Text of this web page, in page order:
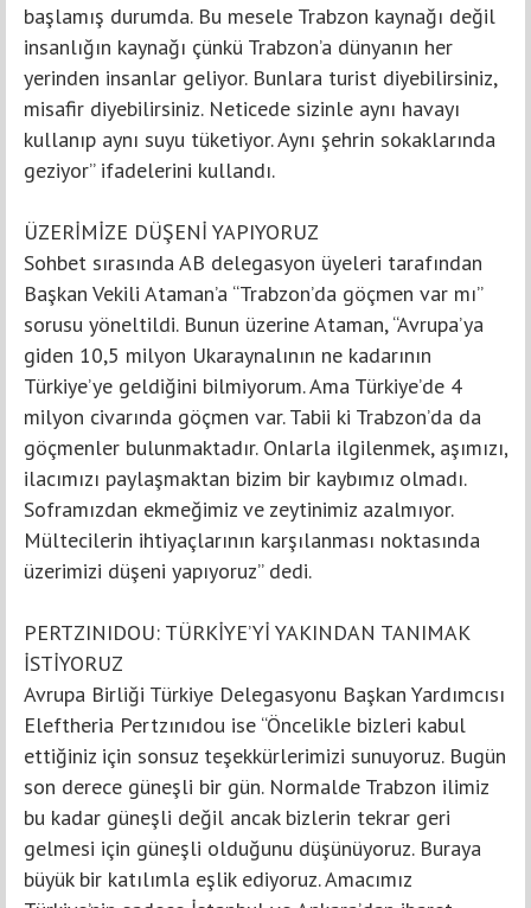
başlamış durumda. Bu mesele Trabzon kaynağı değil
insanlığın kaynağı çünkü Trabzon’a dünyanın her
yerinden insanlar geliyor. Bunlara turist diyebilirsiniz,
misafir diyebilirsiniz. Neticede sizinle aynı havayı
kullanıp aynı suyu tüketiyor. Aynı şehrin sokaklarında
geziyor” ifadelerini kullandı.
ÜZERİMİZE DÜŞENİ YAPIYORUZ
Sohbet sırasında AB delegasyon üyeleri tarafından
Başkan Vekili Ataman’a “Trabzon’da göçmen var mı”
sorusu yöneltildi. Bunun üzerine Ataman, “Avrupa’ya
giden 10,5 milyon Ukaraynalının ne kadarının
Türkiye’ye geldiğini bilmiyorum. Ama Türkiye’de 4
milyon civarında göçmen var. Tabii ki Trabzon’da da
göçmenler bulunmaktadır. Onlarla ilgilenmek, aşımızı,
ilacımızı paylaşmaktan bizim bir kaybımız olmadı.
Soframızdan ekmeğimiz ve zeytinimiz azalmıyor.
Mültecilerin ihtiyaçlarının karşılanması noktasında
üzerimizi düşeni yapıyoruz” dedi.
PERTZINIDOU: TÜRKİYE’Yİ YAKINDAN TANIMAK
İSTİYORUZ
Avrupa Birliği Türkiye Delegasyonu Başkan Yardımcısı
Eleftheria Pertzınıdou ise “Öncelikle bizleri kabul
ettiğiniz için sonsuz teşekkürlerimizi sunuyoruz. Bugün
son derece güneşli bir gün. Normalde Trabzon ilimiz
bu kadar güneşli değil ancak bizlerin tekrar geri
gelmesi için güneşli olduğunu düşünüyoruz. Buraya
büyük bir katılımla eşlik ediyoruz. Amacımız